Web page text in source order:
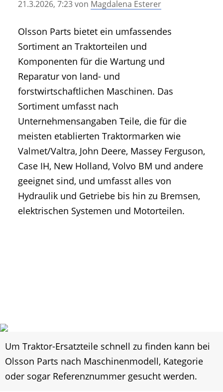
• Geschichte und Geschichten
• Mitteilung der Redaktion
• Agritechnica Neuheiten Archiv
• Artikel nach Hersteller/Marke
21.3.2026, 7:23von Magdalena Esterer
Olsson Parts bietet ein umfassendes
Sortiment an Traktorteilen und
Komponenten für die Wartung und
Reparatur von land- und
forstwirtschaftlichen Maschinen. Das
Sortiment umfasst nach
Unternehmensangaben Teile, die für die
meisten etablierten Traktormarken wie
Valmet/Valtra, John Deere, Massey Ferguson,
Case IH, New Holland, Volvo BM und andere
geeignet sind, und umfasst alles von
Hydraulik und Getriebe bis hin zu Bremsen,
elektrischen Systemen und Motorteilen.
Um Traktor-Ersatzteile schnell zu finden kann bei
Olsson Parts nach Maschinenmodell, Kategorie
oder sogar Referenznummer gesucht werden.